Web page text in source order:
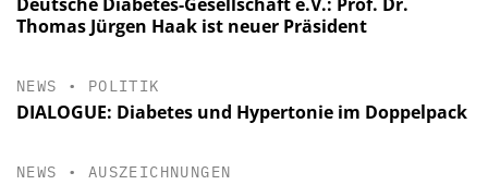
Thomas Jürgen Haak ist neuer Präsident
NEWS • POLITIK
DIALOGUE: Diabetes und Hypertonie im Doppelpack
NEWS • AUSZEICHNUNGEN